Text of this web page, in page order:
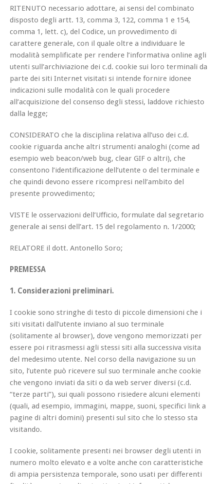
RITENUTO necessario adottare, ai sensi del combinato
disposto degli artt. 13, comma 3, 122, comma 1 e 154,
comma 1, lett. c), del Codice, un provvedimento di
carattere generale, con il quale oltre a individuare le
modalità semplificate per rendere l’informativa online agli
utenti sull’archiviazione dei c.d. cookie sui loro terminali da
parte dei siti Internet visitati si intende fornire idonee
indicazioni sulle modalità con le quali procedere
all’acquisizione del consenso degli stessi, laddove richiesto
dalla legge;
CONSIDERATO che la disciplina relativa all’uso dei c.d.
cookie riguarda anche altri strumenti analoghi (come ad
esempio web beacon/web bug, clear GIF o altri), che
consentono l’identificazione dell’utente o del terminale e
che quindi devono essere ricompresi nell’ambito del
presente provvedimento;
VISTE le osservazioni dell’Ufficio, formulate dal segretario
generale ai sensi dell’art. 15 del regolamento n. 1/2000;
RELATORE il dott. Antonello Soro;
PREMESSA
1. Considerazioni preliminari.
I cookie sono stringhe di testo di piccole dimensioni che i
siti visitati dall’utente inviano al suo terminale
(solitamente al browser), dove vengono memorizzati per
essere poi ritrasmessi agli stessi siti alla successiva visita
del medesimo utente. Nel corso della navigazione su un
sito, l’utente può ricevere sul suo terminale anche cookie
che vengono inviati da siti o da web server diversi (c.d.
“terze parti”), sui quali possono risiedere alcuni elementi
(quali, ad esempio, immagini, mappe, suoni, specifici link a
pagine di altri domini) presenti sul sito che lo stesso sta
visitando.
I cookie, solitamente presenti nei browser degli utenti in
numero molto elevato e a volte anche con caratteristiche
di ampia persistenza temporale, sono usati per differenti